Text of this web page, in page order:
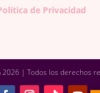
de Privacidad
2026 | Todos los derechos